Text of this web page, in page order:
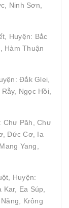
Ninh Sơn,
Huyện: Bắc
Hàm Thuận
Đắk Glei,
Ngọc Hồi,
Chư Păh, Chư
Đức Cơ, Ia
Yang,
Huyện:
Ea Súp,
Krông